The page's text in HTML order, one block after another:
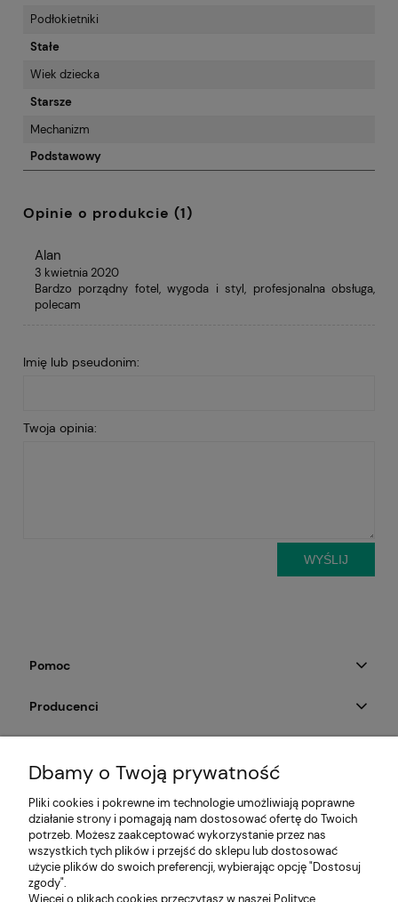
Podłokietniki
Stałe
Wiek dziecka
Starsze
Mechanizm
Podstawowy
Opinie o produkcie (1)
Alan
3 kwietnia 2020
Bardzo porządny fotel, wygoda i styl, profesjonalna obsługa,
polecam
Imię lub pseudonim:
Twoja opinia:
WYŚLIJ
Pomoc
Producenci
Na skróty
Informacje
Dbamy o Twoją prywatność
Pliki cookies i pokrewne im technologie umożliwiają poprawne
działanie strony i pomagają nam dostosować ofertę do Twoich
potrzeb. Możesz zaakceptować wykorzystanie przez nas
wszystkich tych plików i przejść do sklepu lub dostosować
użycie plików do swoich preferencji, wybierając opcję "Dostosuj
zgody".
Więcej o plikach cookies przeczytasz w naszej Polityce